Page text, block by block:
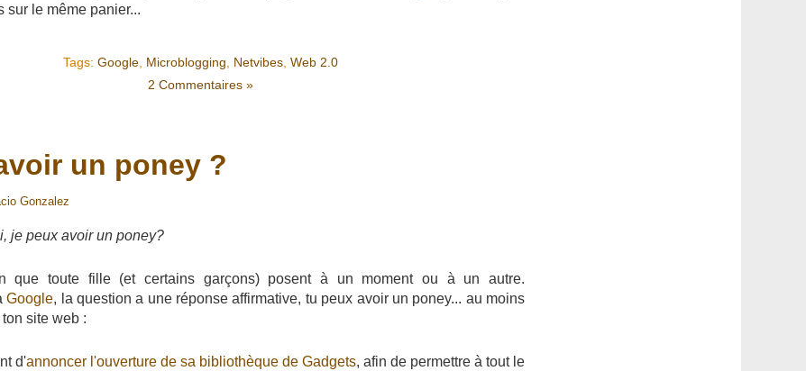
le même panier...
Tags: Google, Microblogging Netvibes, Web 2.0
2 Commentaires »
un poney ?
Gonzalez
je peux avoir un poney?
que toute fille (et certains garçons) posent à un moment ou à un autre.
Google, la question a une réponse affirmative, tu peux avoir un poney... au moins
site web :
d'annoncer l'ouverture de sa bibliothèque de Gadgets, afin de permettre à tout le